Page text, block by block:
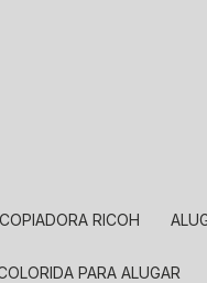
RICOH
PARA ALUGAR